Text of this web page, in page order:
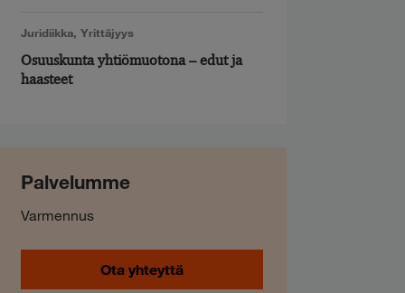
Juridiikka,Yrittäjyys
Osuuskunta yhtiömuotona – edut ja
haasteet
Palvelumme
Varmennus
Ota yhteyttä